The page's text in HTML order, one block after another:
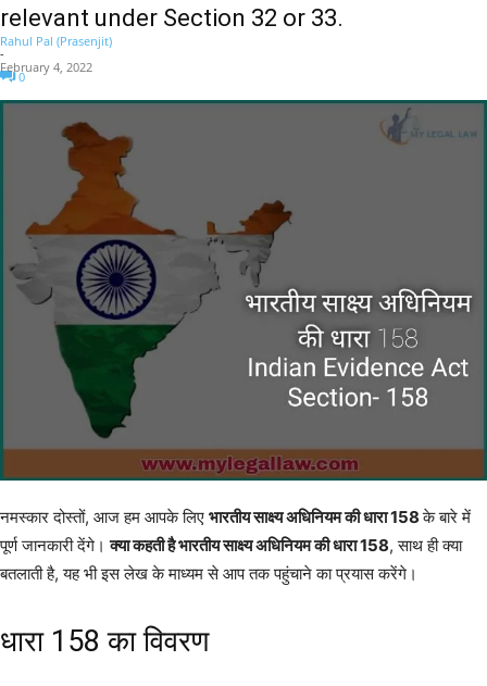
relevant under Section 32 or 33.
Rahul Pal (Prasenjit)
-
February 4, 2022
0
नमस्कार दोस्तों, आज हम आपके लिए भारतीय साक्ष्य अधिनियम की धारा 158के बारे में
पूर्ण जानकारी देंगे।क्या कहती है भारतीय साक्ष्य अधिनियम की धारा 158, साथ ही क्या
बतलाती है, यह भी इस लेख के माध्यम से आप तक पहुंचाने का प्रयास करेंगे।
धारा 158 का विवरण